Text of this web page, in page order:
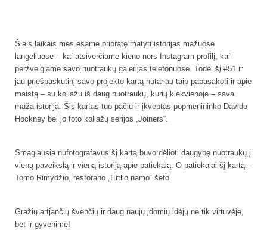
Šiais laikais mes esame pripratę matyti istorijas mažuose
langeliuose – kai atsiverčiame kieno nors Instagram profilį, kai
peržvelgiame savo nuotraukų galerijas telefonuose. Todėl šį #51 ir
jau priešpaskutinį savo projekto kartą nutariau taip papasakoti ir apie
maistą – su koliažu iš daug nuotraukų, kurių kiekvienoje – sava
maža istorija. Šis kartas tuo pačiu ir įkvėptas popmenininko Davido
Hockney bei jo foto koliažų serijos „Joiners“.
Smagiausia nufotografavus šį kartą buvo dėlioti daugybę nuotraukų į
vieną paveikslą ir vieną istoriją apie patiekalą. O patiekalai šį kartą –
Tomo Rimydžio, restorano „Ertlio namo“ šefo.
Gražių artjančių švenčių ir daug naujų įdomių idėjų ne tik virtuvėje,
bet ir gyvenime!